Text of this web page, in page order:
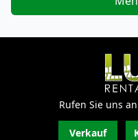
Rufen Sie uns
Verkauf